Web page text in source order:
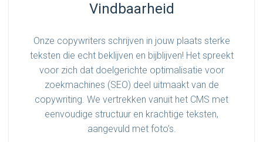
Vindbaarheid
Onze copywriters schrijven in jouw plaats sterke
teksten die echt beklijven en bijblijven! Het spreekt
voor zich dat doelgerichte optimalisatie voor
zoekmachines (SEO) deel uitmaakt van de
copywriting. We vertrekken vanuit het CMS met
eenvoudige structuur en krachtige teksten,
aangevuld met foto’s.